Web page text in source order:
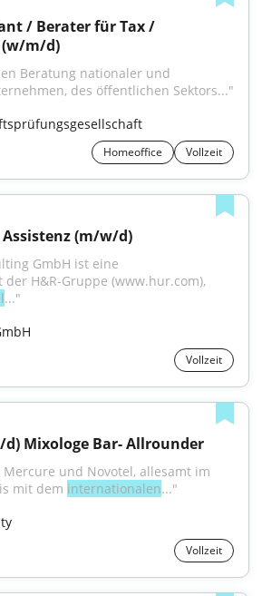
/ Berater für Tax /
m/d)
des öffentlichen Sektors..."
Homeoffice Vollzeit
(m/w/d)
GmbH ist eine
H&R-Gruppe (www.hur.com),
..."
Vollzeit
Mixologe Bar- Allrounder
und Novotel, allesamt im
mit dem internationalen..."
Vollzeit